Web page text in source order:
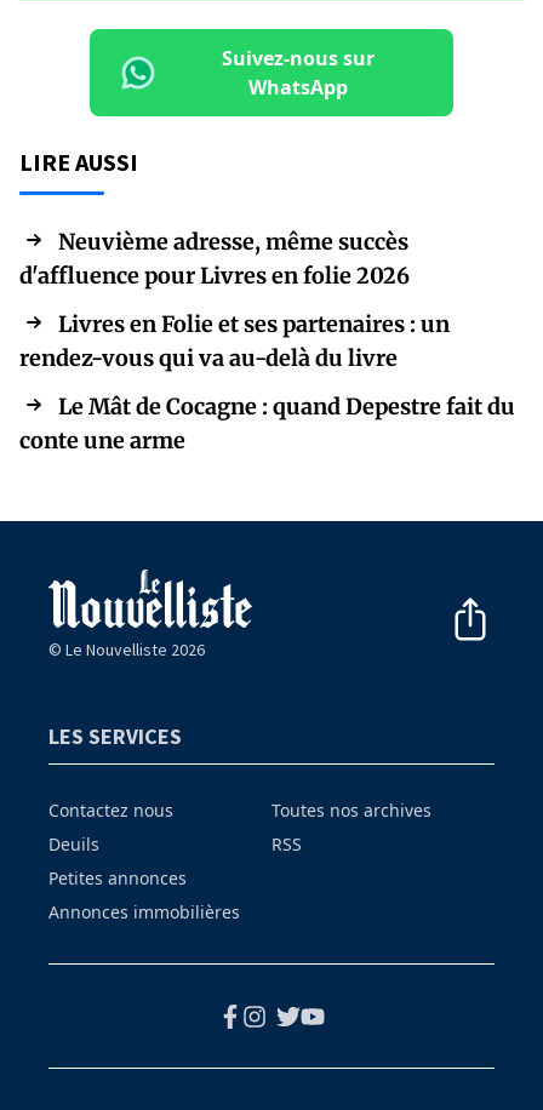
Suivez-nous sur
WhatsApp
LIRE AUSSI
Neuvième adresse, même succès
d'affluence pour Livres en folie 2026
Livres en Folie et ses partenaires : un
rendez-vous qui va au-delà du livre
Le Mât de Cocagne : quand Depestre fait du
conte une arme
© Le Nouvelliste 2026
LES SERVICES
Contactez nous
Deuils
Petites annonces
Annonces immobilières
Toutes nos archives
RSS